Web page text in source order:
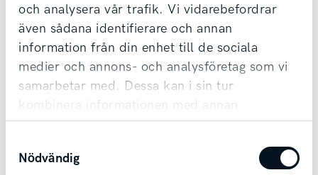
och analysera vår trafik. Vi vidarebefordrar
även sådana identifierare och annan
information från din enhet till de sociala
medier och annons- och analysföretag som vi
samarbetar med. Dessa kan i sin tur
kombinera informationen med annan
information som du har tillhandahållit eller
som de har samlat in när du har använt deras
tjänster.
Nödvändig
Våra faktureringsuppgifter:
Svenska Motor Sverige AB
BGC-id FOR 6513
205 36 MALMÖ
BG-PB1@maildrop.wm.net
PDF-fakturor måste ha faktureringsadress enligt